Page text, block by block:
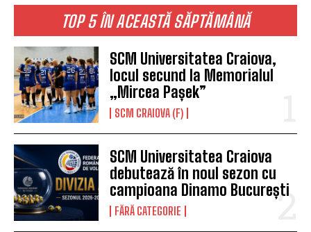
TOP 5 ÎN ACEASTĂ SĂPTĂMÂNĂ
SCM Universitatea Craiova,
locul secund la Memorialul
„Mircea Pașek”
SCM CRAIOVA (F)
SCM Universitatea Craiova
debutează în noul sezon cu
campioana Dinamo București
FĂRĂ CATEGORIE